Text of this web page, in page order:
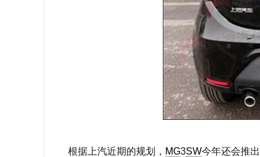
根据上汽近期的规划， MG3SW今年还会推